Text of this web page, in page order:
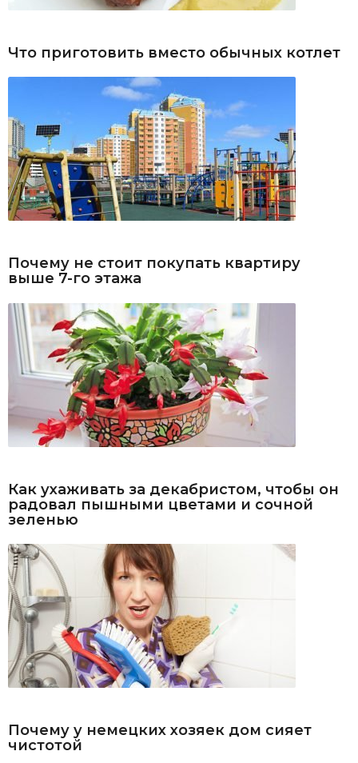
Что приготовить вместо обычных котлет
Почему не стоит покупать квартиру
выше 7-го этажа
Как ухаживать за декабристом, чтобы он
радовал пышными цветами и сочной
зеленью
Почему у немецких хозяек дом сияет
чистотой